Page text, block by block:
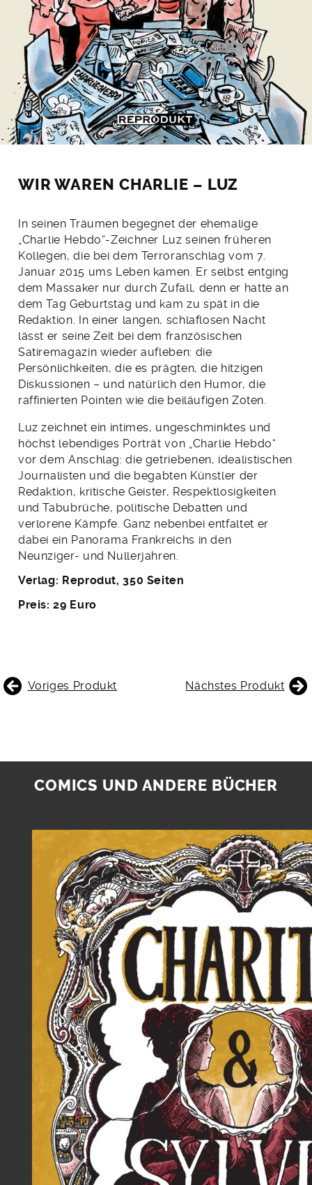
WIR WAREN CHARLIE – LUZ
In seinen Träumen begegnet der ehemalige
„Charlie Hebdo“-Zeichner Luz seinen früheren
Kollegen, die bei dem Terroranschlag vom 7.
Januar 2015 ums Leben kamen. Er selbst entging
dem Massaker nur durch Zufall, denn er hatte an
dem Tag Geburtstag und kam zu spät in die
Redaktion. In einer langen, schlaflosen Nacht
lässt er seine Zeit bei dem französischen
Satiremagazin wieder aufleben: die
Persönlichkeiten, die es prägten, die hitzigen
Diskussionen – und natürlich den Humor, die
raffinierten Pointen wie die beiläufigen Zoten.
Luz zeichnet ein intimes, ungeschminktes und
höchst lebendiges Porträt von „Charlie Hebdo“
vor dem Anschlag: die getriebenen, idealistischen
Journalisten und die begabten Künstler der
Redaktion, kritische Geister, Respektlosigkeiten
und Tabubrüche, politische Debatten und
verlorene Kämpfe. Ganz nebenbei entfaltet er
dabei ein Panorama Frankreichs in den
Neunziger- und Nullerjahren.
Verlag: Reprodut, 350 Seiten
Preis: 29 Euro
BEITRAGSNAVIGATION
Voriges Produkt Nächstes Produkt
COMICS UND ANDERE BÜCHER